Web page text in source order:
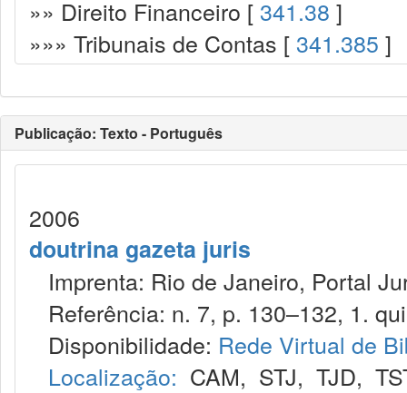
»» Direito Financeiro [ 341.38 ]
»»» Tribunais de Contas [ 341.385 ]
Publicação: Texto - Português
2006
doutrina gazeta juris
Imprenta: Rio de Janeiro, Portal
Referência: n. 7, p. 130–132, 1.
Disponibilidade: Rede Virtual de
Localização: CAM, STJ, TJD,